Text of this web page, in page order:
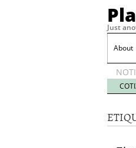
Just
About